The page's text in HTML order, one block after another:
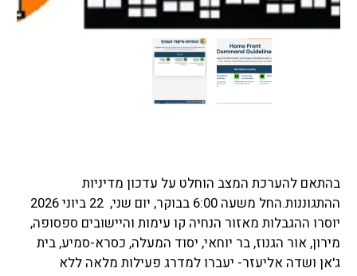
בהתאם להערכת המצב הוחלט על עדכון מדיניות
יוסרו ההגבלות מאזור הנחיה קו עימות והיישובים ספסופה,
מירון, אור הגנוז, בר יוחאי, יסוד המעלה, כסרא-סמיע, בית